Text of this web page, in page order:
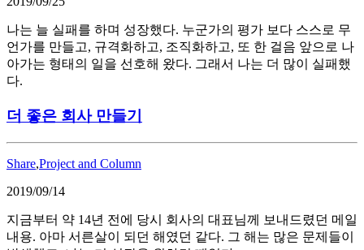
나는 늘 실패를 하며 성장했다. 누군가의 평가 보다 스스로 무
언가를 만들고, 규격화하고, 조직화하고, 또 한 걸음 앞으로 나
아가는 형태의 일을 선호해 왔다. 그래서 나는 더 많이 실패했
다.
더 좋은 회사 만들기
Share,Project and Column
2019/09/14
지금부터 약 14년 전에 당시 회사의 대표님께 보내드렸던 메일
내용. 아마 서른살이 되던 해였던 같다. 그 해는 많은 문제들이